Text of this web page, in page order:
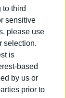
to third
sensitive
please use
selection.
is
based
by us or
prior to
Ιταλία, που
της
αφού
3,30 και 3,40